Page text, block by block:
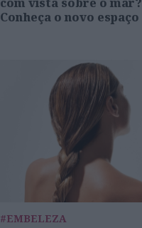
Conheça o novo espaço
#EMBELEZA